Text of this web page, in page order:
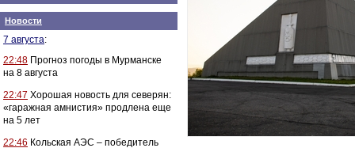
Новости
7 августа:
22:48 Прогноз погоды в Мурманске
на 8 августа
22:47 Хорошая новость для северян:
«гаражная амнистия» продлена еще
на 5 лет
22:46 Кольская АЭС – победитель